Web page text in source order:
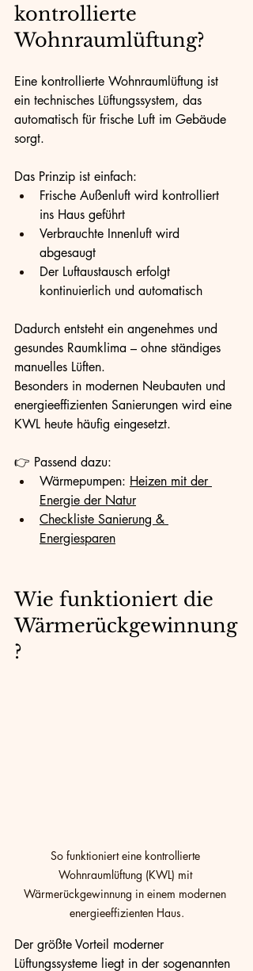
kontrollierte
Wohnraumlüftung?
Eine kontrollierte Wohnraumlüftung ist
ein technisches Lüftungssystem, das
automatisch für frische Luft im Gebäude
sorgt.
Das Prinzip ist einfach:
Frische Außenluft wird kontrolliert
ins Haus geführt
Verbrauchte Innenluft wird
abgesaugt
Der Luftaustausch erfolgt
kontinuierlich und automatisch
Dadurch entsteht ein angenehmes und
gesundes Raumklima – ohne ständiges
manuelles Lüften.
Besonders in modernen Neubauten und
energieeffizienten Sanierungen wird eine
KWL heute häufig eingesetzt.
👉 Passend dazu:
Wärmepumpen: Heizen mit der
Energie der Natur
Checkliste Sanierung &
Energiesparen
Wie funktioniert die
Wärmerückgewinnung
?
So funktioniert eine kontrollierte
Wohnraumlüftung (KWL) mit
Wärmerückgewinnung in einem modernen
energieeffizienten Haus.
Der größte Vorteil moderner
Lüftungssysteme liegt in der sogenannten